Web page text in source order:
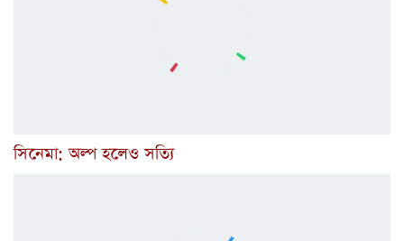
সিনেমা: অল্প হলেও সত্যি